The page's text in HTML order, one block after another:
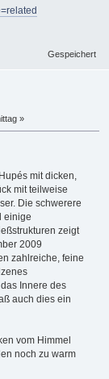
Gespeichert
»
mit dicken,
mit teilweise
Die schwerere
einige
zeigt
2009
zahlreiche, feine
Innere des
auch dies ein
vom Himmel
noch zu warm